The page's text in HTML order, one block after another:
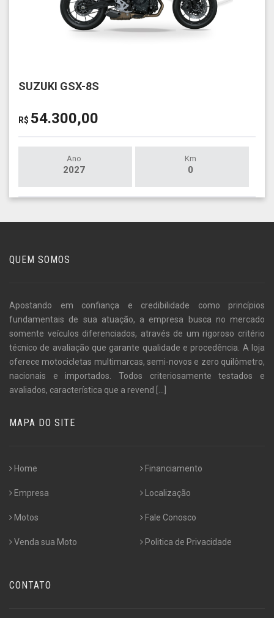
SUZUKI GSX-8S
R$ 54.300,00
Ano
2027
Km
0
QUEM SOMOS
Apostando em confiança e credibilidade como princípios
fundamentais de sua atuação, a empresa busca no mercado
somente veículos diferenciados, através de um rigoroso critério
técnico de avaliação que garante qualidade e procedência. A loja
oferece motocicletas multimarcas, semi-novos e zero quilômetro,
nacionais e importados. Todos criteriosamente testados e
avaliados, característica que a revend [...]
MAPA DO SITE
Home
Empresa
Motos
Venda sua Moto
Financiamento
Localização
Fale Conosco
Politica de Privacidade
CONTATO